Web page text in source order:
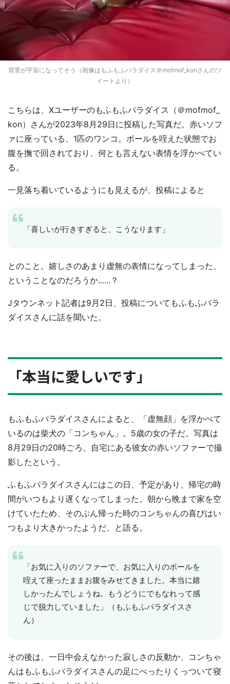
背景が宇宙になってそう（画像はもふもふパラダイス＠mofmof_konさんのツ
イートより）
こちらは、Xユーザーのもふもふパラダイス（＠mofmof_
kon）さんが2023年8月29日に投稿した写真だ。赤いソフ
ァに座っている、1匹のワンコ。ボールを咥えた状態でお
腹を撫で回されており、何とも言えない表情を浮かべてい
る。
一見落ち着いているようにも見えるが、投稿によると
「喜しいが行きすぎると、こうなります」
とのこと。嬉しさのあまり虚無の表情になってしまった、
ということなのだろうか......？
Jタウンネット記者は9月2日、投稿についてもふもふパラ
ダイスさんに話を聞いた。
「本当に愛しいです」
もふもふパラダイスさんによると、「虚無顔」を浮かべて
いるのは柴犬の「コンちゃん」。5歳の女の子だ。写真は
8月29日の20時ごろ、自宅にある彼女の赤いソファーで撮
影したという。
ふもふパラダイスさんにはこの日、予定があり、帰宅の時
間がいつもより遅くなってしまった。朝から晩まで家を空
けていたため、そのぶん帰った時のコンちゃんの喜びはい
つもより大きかったようだ、と語る。
「お気に入りのソファーで、お気に入りのボールを
咥えて座ったままお腹をみせてきました。本当に嬉
しかったんでしょうね。もうどうにでもなれって感
じで脱力していました」（もふもふパラダイスさ
ん）
その後は、一日中会えなかった寂しさの反動か、コンちゃ
んはもふもふパラダイスさんの足にべったりくっついて寝